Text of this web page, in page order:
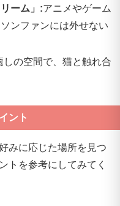
ーム」:アニメやゲーム
ンファンには外せない
しの空間で、猫と触れ合
ント
みに応じた場所を見つ
トを参考にしてみてく